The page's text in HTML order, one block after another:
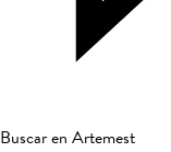
Buscar en Artemest